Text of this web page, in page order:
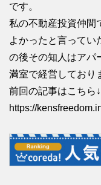
です。
私の不動産投資仲間
よかったと言ってい
の後その知人はアパ
満室で経営しており
前回の記事はこちら↓
https://